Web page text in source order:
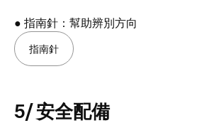
● 指南針：幫助辨別方向
指南針
5/ 安全配備